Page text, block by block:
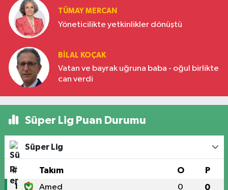
TÜMAY MERCAN
Yöneticilikte yetkinlikler dönüştü
BILAL KOÇAK
Vatan ve bayrak uğruna baba - oğul birlikte
can verdi
Süper Lig Puan Durumu
Süper Lig
# Takım O P
1 Amed 0 0